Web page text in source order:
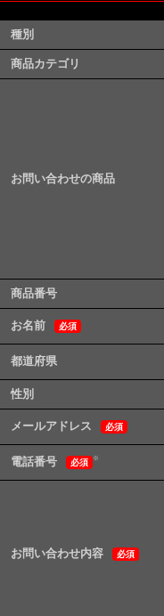
種別
商品カテゴリ
お問い合わせの商品
商品番号
お名前 必須
都道府県
性別
メールアドレス 必須
電話番号 必須 ※
お問い合わせ内容 必須